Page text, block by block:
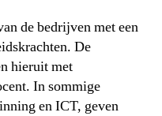
de bedrijven met een
De
hieruit met
In sommige
en ICT, geven